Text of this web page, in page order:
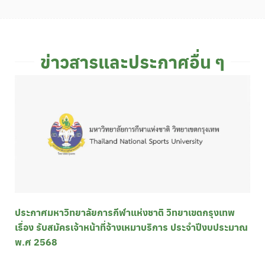
ข่าวสารและประกาศอื่น ๆ
ประกาศมหาวิทยาลัยการกีฬาแห่งชาติ วิทยาเขตกรุงเทพ
เรื่อง รับสมัครเจ้าหน้าที่จ้างเหมาบริการ ประจำปีงบประมาณ
พ.ศ 2568